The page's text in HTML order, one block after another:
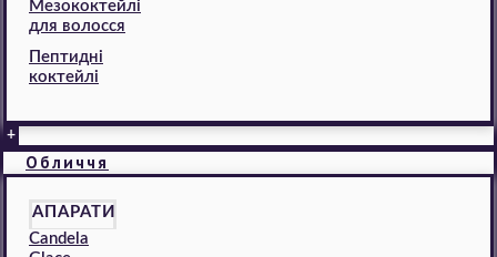
Мезококтейлі
для волосся
Пептидні
коктейлі
+
Обличчя
АПАРАТИ
Candela